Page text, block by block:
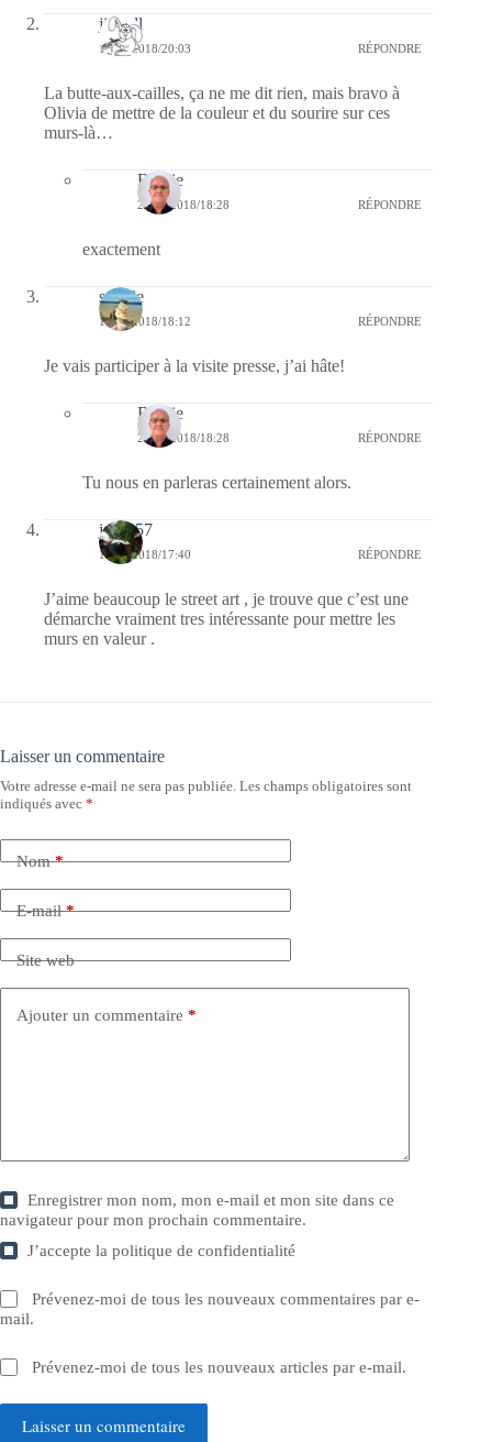
jill bill
16/09/2018/20:03 RÉPONDRE
La butte-aux-cailles, ça ne me dit rien, mais bravo à
Olivia de mettre de la couleur et du sourire sur ces
murs-là…
Bernie
23/09/2018/18:28 RÉPONDRE
exactement
sophie
16/09/2018/18:12 RÉPONDRE
Je vais participer à la visite presse, j’ai hâte!
Bernie
23/09/2018/18:28 RÉPONDRE
Tu nous en parleras certainement alors.
jazzy57
16/09/2018/17:40 RÉPONDRE
J’aime beaucoup le street art , je trouve que c’est une
démarche vraiment tres intéressante pour mettre les
murs en valeur .
Laisser un commentaire
Votre adresse e-mail ne sera pas publiée. Les champs obligatoires sont
indiqués avec *
Nom*
E-mail*
Site web
Ajouter un commentaire *
Enregistrer mon nom, mon e-mail et mon site dans ce
navigateur pour mon prochain commentaire.
J’accepte lapolitique de confidentialité
Prévenez-moi de tous les nouveaux commentaires par e-
mail.
Prévenez-moi de tous les nouveaux articles par e-mail.
Laisser un commentaire